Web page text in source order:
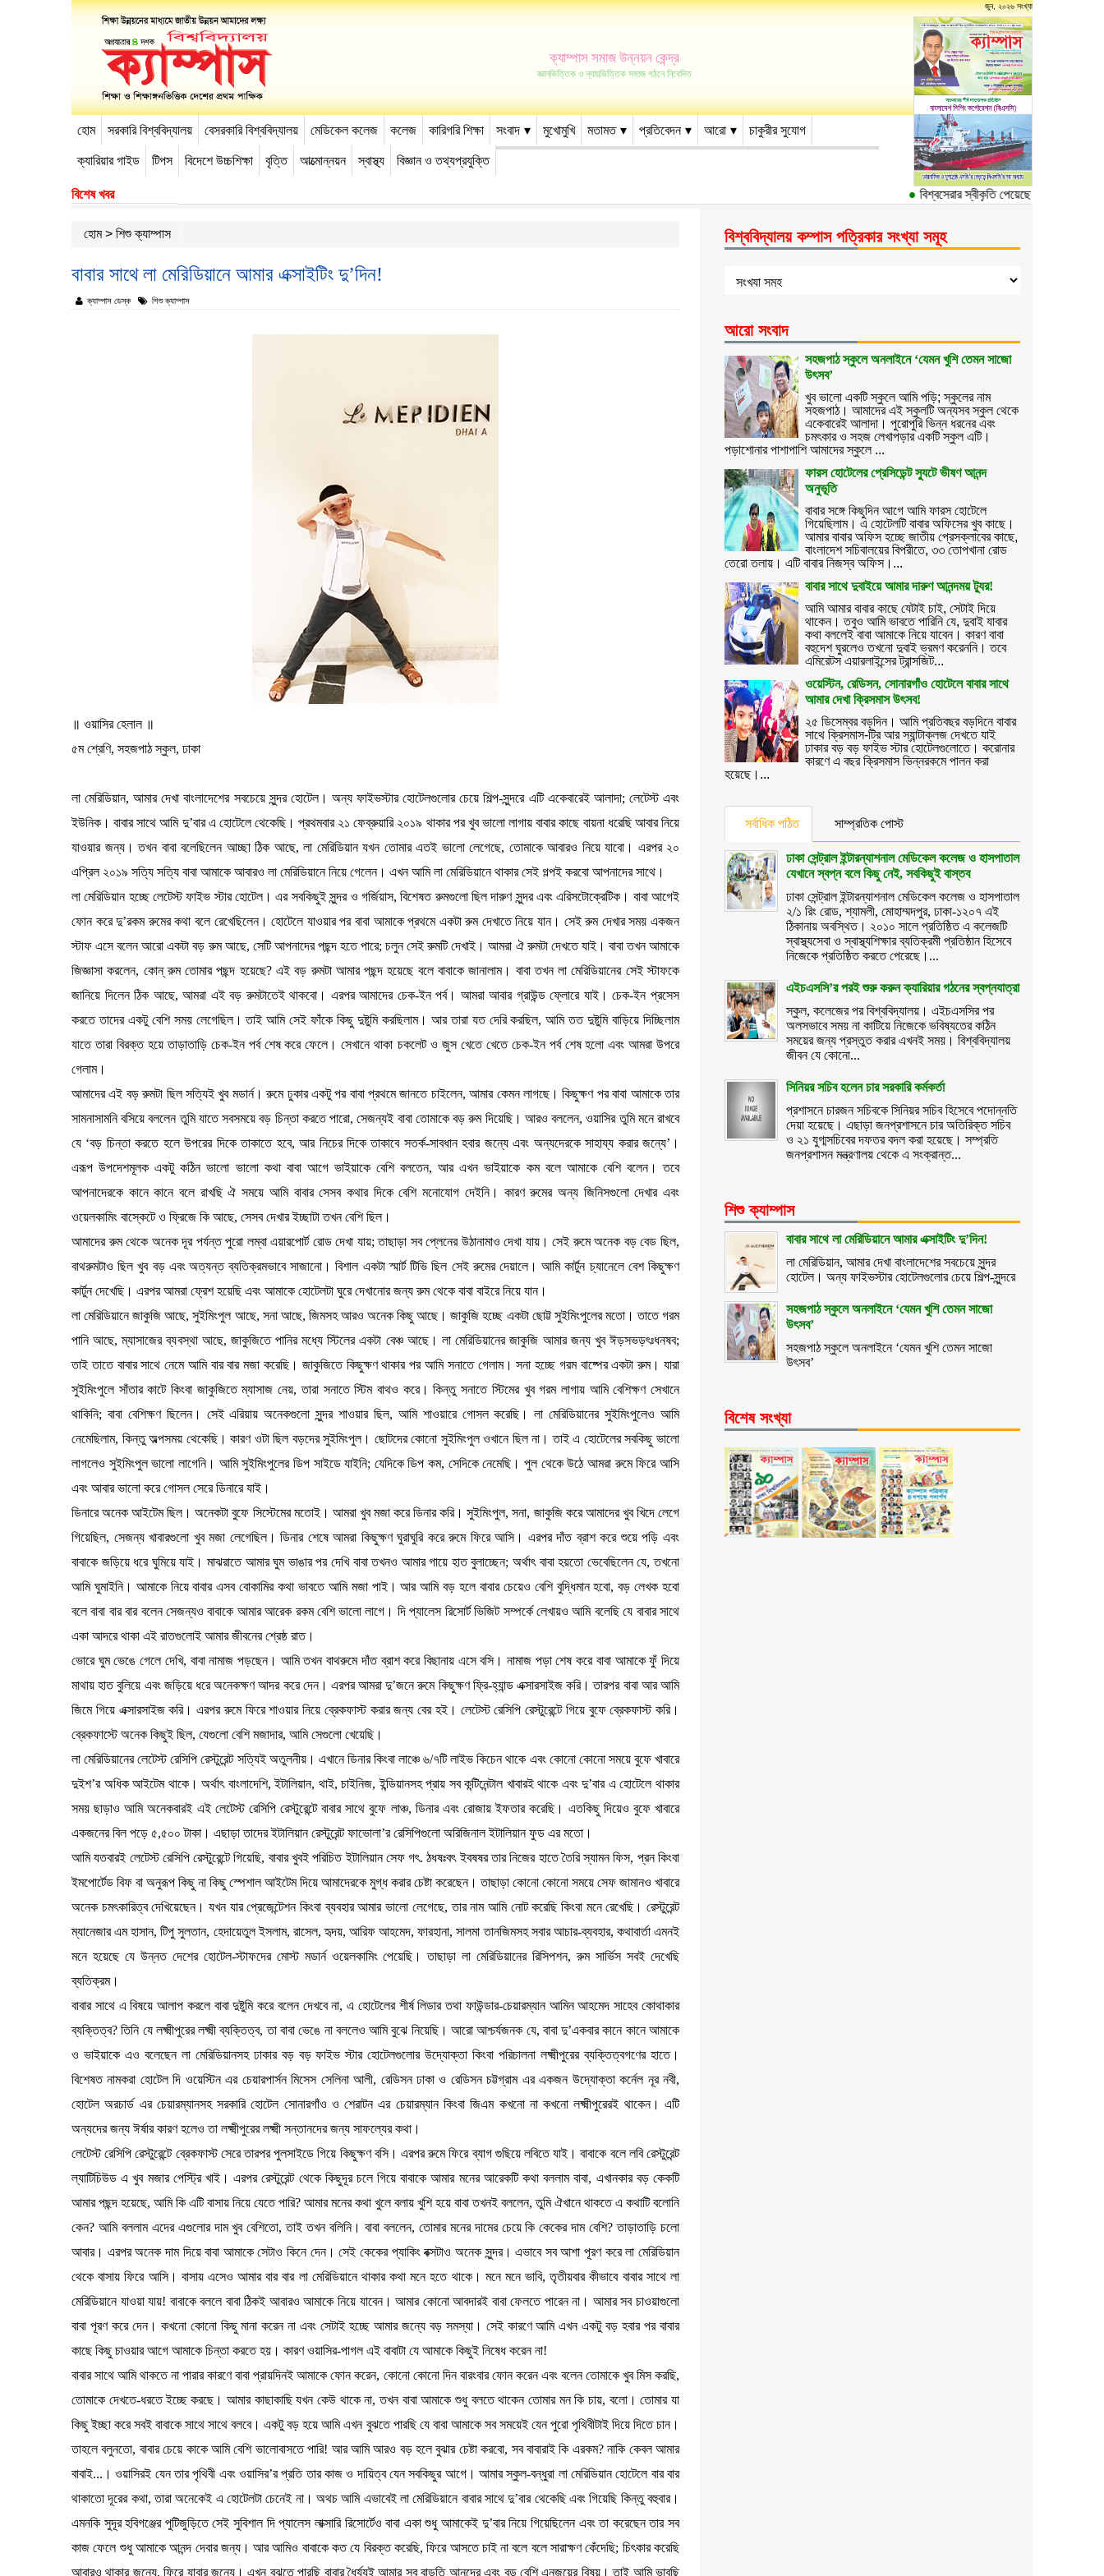
ক্যাম্পাস সমাজ উন্নয়ন কেন্দ্র
জ্ঞানভিত্তিক ও ন্যায়ভিত্তিক সমাজ গঠনে নিবেদিত
জুন, ২০২৬ সংখ্যা
হোম সরকারি বিশ্ববিদ্যালয় বেসরকারি বিশ্ববিদ্যালয় মেডিকেল কলেজ কলেজ কারিগরি শিক্ষা সংবাদ মুখোমুখি মতামত প্রতিবেদন আরো চাকুরীর সুযোগ
ক্যারিয়ার গাইড টিপস বিদেশে উচ্চশিক্ষা বৃত্তি আত্মোন্নয়ন স্বাস্থ্য বিজ্ঞান ও তথ্যপ্রযুক্তি
-->
বিশেষ খবর বিশ্বসেরার স্বীকৃতি পেয়েছে ঢাকা বিশ্ববিদ্যালয়ের
হোম> শিশু ক্যাম্পাস
বাবার সাথে লা মেরিডিয়ানে আমার এক্সাইটিং দু’দিন!
ক্যাম্পাস ডেস্ক শিশু ক্যাম্পাস
॥ ওয়াসির হেলাল ॥
৫ম শ্রেণি, সহজপাঠ স্কুল, ঢাকা
লা মেরিডিয়ান, আমার দেখা বাংলাদেশের সবচেয়ে সুন্দর হোটেল। অন্য ফাইভস্টার হোটেলগুলোর চেয়ে শিল্প-সুন্দরে এটি একেবারেই আলাদা; লেটেস্ট এবং
ইউনিক। বাবার সাথে আমি দু’বার এ হোটেলে থেকেছি। প্রথমবার ২১ ফেব্রুয়ারি ২০১৯ থাকার পর খুব ভালো লাগায় বাবার কাছে বায়না ধরেছি আবার নিয়ে
যাওয়ার জন্য। তখন বাবা বলেছিলেন আচ্ছা ঠিক আছে, লা মেরিডিয়ান যখন তোমার এতই ভালো লেগেছে, তোমাকে আবারও নিয়ে যাবো। এরপর ২০
এপ্রিল ২০১৯ সত্যি সত্যি বাবা আমাকে আবারও লা মেরিডিয়ানে নিয়ে গেলেন। এখন আমি লা মেরিডিয়ানে থাকার সেই গল্পই করবো আপনাদের সাথে।
লা মেরিডিয়ান হচ্ছে লেটেস্ট ফাইভ স্টার হোটেল। এর সবকিছুই সুন্দর ও গর্জিয়াস, বিশেষত রুমগুলো ছিল দারুণ সুন্দর এবং এরিসটোক্রেটিক। বাবা আগেই
ফোন করে দু’রকম রুমের কথা বলে রেখেছিলেন। হোটেলে যাওয়ার পর বাবা আমাকে প্রথমে একটা রুম দেখাতে নিয়ে যান। সেই রুম দেখার সময় একজন
স্টাফ এসে বলেন আরো একটা বড় রুম আছে, সেটি আপনাদের পছন্দ হতে পারে; চলুন সেই রুমটি দেখাই। আমরা ঐ রুমটা দেখতে যাই। বাবা তখন আমাকে
জিজ্ঞাসা করলেন, কোন্ রুম তোমার পছন্দ হয়েছে? এই বড় রুমটা আমার পছন্দ হয়েছে বলে বাবাকে জানালাম। বাবা তখন লা মেরিডিয়ানের সেই স্টাফকে
জানিয়ে দিলেন ঠিক আছে, আমরা এই বড় রুমটাতেই থাকবো। এরপর আমাদের চেক-ইন পর্ব। আমরা আবার গ্রাউন্ড ফ্লোরে যাই। চেক-ইন প্রসেস
করতে তাদের একটু বেশি সময় লেগেছিল। তাই আমি সেই ফাঁকে কিছু দুষ্টুমি করছিলাম। আর তারা যত দেরি করছিল, আমি তত দুষ্টুমি বাড়িয়ে দিচ্ছিলাম
যাতে তারা বিরক্ত হয়ে তাড়াতাড়ি চেক-ইন পর্ব শেষ করে ফেলে। সেখানে থাকা চকলেট ও জুস খেতে খেতে চেক-ইন পর্ব শেষ হলো এবং আমরা উপরে
গেলাম।
আমাদের এই বড় রুমটা ছিল সত্যিই খুব মডার্ন। রুমে ঢুকার একটু পর বাবা প্রথমে জানতে চাইলেন, আমার কেমন লাগছে। কিছুক্ষণ পর বাবা আমাকে তার
সামনাসামনি বসিয়ে বললেন তুমি যাতে সবসময়ে বড় চিন্তা করতে পারো, সেজন্যই বাবা তোমাকে বড় রুম দিয়েছি। আরও বললেন, ওয়াসির তুমি মনে রাখবে
যে ‘বড় চিন্তা করতে হলে উপরের দিকে তাকাতে হবে, আর নিচের দিকে তাকাবে সতর্ক-সাবধান হবার জন্যে এবং অন্যদেরকে সাহায্য করার জন্যে’।
এরূপ উপদেশমূলক একটু কঠিন ভালো ভালো কথা বাবা আগে ভাইয়াকে বেশি বলতেন, আর এখন ভাইয়াকে কম বলে আমাকে বেশি বলেন। তবে
আপনাদেরকে কানে কানে বলে রাখছি ঐ সময়ে আমি বাবার সেসব কথার দিকে বেশি মনোযোগ দেইনি। কারণ রুমের অন্য জিনিসগুলো দেখার এবং
ওয়েলকামিং বাস্কেটে ও ফ্রিজে কি আছে, সেসব দেখার ইচ্ছাটা তখন বেশি ছিল।
আমাদের রুম থেকে অনেক দূর পর্যন্ত পুরো লম্বা এয়ারপোর্ট রোড দেখা যায়; তাছাড়া সব প্লেনের উঠানামাও দেখা যায়। সেই রুমে অনেক বড় বেড ছিল,
বাথরুমটাও ছিল খুব বড় এবং অত্যন্ত ব্যতিক্রমভাবে সাজানো। বিশাল একটা স্মার্ট টিভি ছিল সেই রুমের দেয়ালে। আমি কার্টুন চ্যানেলে বেশ কিছুক্ষণ
কার্টুন দেখেছি। এরপর আমরা ফ্রেশ হয়েছি এবং আমাকে হোটেলটা ঘুরে দেখানোর জন্য রুম থেকে বাবা বাইরে নিয়ে যান।
লা মেরিডিয়ানে জাকুজি আছে, সুইমিংপুল আছে, সনা আছে, জিমসহ আরও অনেক কিছু আছে। জাকুজি হচ্ছে একটা ছোট্ট সুইমিংপুলের মতো। তাতে গরম
পানি আছে, ম্যাসাজের ব্যবস্থা আছে, জাকুজিতে পানির মধ্যে স্টিলের একটা বেঞ্চ আছে। লা মেরিডিয়ানের জাকুজি আমার জন্য খুব ঈড়সভড়ৎঃধনষব;
তাই তাতে বাবার সাথে নেমে আমি বার বার মজা করেছি। জাকুজিতে কিছুক্ষণ থাকার পর আমি সনাতে গেলাম। সনা হচ্ছে গরম বাষ্পের একটা রুম। যারা
সুইমিংপুলে সাঁতার কাটে কিংবা জাকুজিতে ম্যাসাজ নেয়, তারা সনাতে স্টিম বাথও করে। কিন্তু সনাতে স্টিমের খুব গরম লাগায় আমি বেশিক্ষণ সেখানে
থাকিনি; বাবা বেশিক্ষণ ছিলেন। সেই এরিয়ায় অনেকগুলো সুন্দর শাওয়ার ছিল, আমি শাওয়ারে গোসল করেছি। লা মেরিডিয়ানের সুইমিংপুলেও আমি
নেমেছিলাম, কিন্তু অল্পসময় থেকেছি। কারণ ওটা ছিল বড়দের সুইমিংপুল। ছোটদের কোনো সুইমিংপুল ওখানে ছিল না। তাই এ হোটেলের সবকিছু ভালো
লাগলেও সুইমিংপুল ভালো লাগেনি। আমি সুইমিংপুলের ডিপ সাইডে যাইনি; যেদিকে ডিপ কম, সেদিকে নেমেছি। পুল থেকে উঠে আমরা রুমে ফিরে আসি
এবং আবার ভালো করে গোসল সেরে ডিনারে যাই।
ডিনারে অনেক আইটেম ছিল। অনেকটা বুফে সিস্টেমের মতোই। আমরা খুব মজা করে ডিনার করি। সুইমিংপুল, সনা, জাকুজি করে আমাদের খুব খিদে লেগে
গিয়েছিল, সেজন্য খাবারগুলো খুব মজা লেগেছিল। ডিনার শেষে আমরা কিছুক্ষণ ঘুরাঘুরি করে রুমে ফিরে আসি। এরপর দাঁত ব্রাশ করে শুয়ে পড়ি এবং
বাবাকে জড়িয়ে ধরে ঘুমিয়ে যাই। মাঝরাতে আমার ঘুম ভাঙার পর দেখি বাবা তখনও আমার গায়ে হাত বুলাচ্ছেন; অর্থাৎ বাবা হয়তো ভেবেছিলেন যে, তখনো
আমি ঘুমাইনি। আমাকে নিয়ে বাবার এসব বোকামির কথা ভাবতে আমি মজা পাই। আর আমি বড় হলে বাবার চেয়েও বেশি বুদ্ধিমান হবো, বড় লেখক হবো
বলে বাবা বার বার বলেন সেজন্যও বাবাকে আমার আরেক রকম বেশি ভালো লাগে। দি প্যালেস রিসোর্ট ভিজিট সম্পর্কে লেখায়ও আমি বলেছি যে বাবার সাথে
একা আদরে থাকা এই রাতগুলোই আমার জীবনের শ্রেষ্ঠ রাত।
ভোরে ঘুম ভেঙে গেলে দেখি, বাবা নামাজ পড়ছেন। আমি তখন বাথরুমে দাঁত ব্রাশ করে বিছানায় এসে বসি। নামাজ পড়া শেষ করে বাবা আমাকে ফুঁ দিয়ে
মাথায় হাত বুলিয়ে এবং জড়িয়ে ধরে অনেকক্ষণ আদর করে দেন। এরপর আমরা দু’জনে রুমে কিছুক্ষণ ফ্রি-হ্যান্ড এক্সারসাইজ করি। তারপর বাবা আর আমি
জিমে গিয়ে এক্সারসাইজ করি। এরপর রুমে ফিরে শাওয়ার নিয়ে ব্রেকফাস্ট করার জন্য বের হই। লেটেস্ট রেসিপি রেস্টুরেন্টে গিয়ে বুফে ব্রেকফাস্ট করি।
ব্রেকফাস্টে অনেক কিছুই ছিল, যেগুলো বেশি মজাদার, আমি সেগুলো খেয়েছি।
লা মেরিডিয়ানের লেটেস্ট রেসিপি রেস্টুরেন্ট সত্যিই অতুলনীয়। এখানে ডিনার কিংবা লাঞ্চে ৬/৭টি লাইভ কিচেন থাকে এবং কোনো কোনো সময়ে বুফে খাবারে
দুইশ’র অধিক আইটেম থাকে। অর্থাৎ বাংলাদেশি, ইটালিয়ান, থাই, চাইনিজ, ইন্ডিয়ানসহ প্রায় সব কন্টিনেন্টাল খাবারই থাকে এবং দু’বার এ হোটেলে থাকার
সময় ছাড়াও আমি অনেকবারই এই লেটেস্ট রেসিপি রেস্টুরেন্টে বাবার সাথে বুফে লাঞ্চ, ডিনার এবং রোজায় ইফতার করেছি। এতকিছু দিয়েও বুফে খাবারে
একজনের বিল পড়ে ৫,৫০০ টাকা। এছাড়া তাদের ইটালিয়ান রেস্টুরেন্ট ফাভোলা’র রেসিপিগুলো অরিজিনাল ইটালিয়ান ফুড এর মতো।
আমি যতবারই লেটেস্ট রেসিপি রেস্টুরেন্টে গিয়েছি, বাবার খুবই পরিচিত ইটালিয়ান সেফ গৎ. ঠধষঃবৎ ইবষষর তার নিজের হাতে তৈরি স্যামন ফিস, প্রন কিংবা
ইমপোর্টেড বিফ বা অনুরূপ কিছু না কিছু স্পেশাল আইটেম দিয়ে আমাদেরকে মুগ্ধ করার চেষ্টা করেছেন। তাছাড়া কোনো কোনো সময়ে সেফ জামানও খাবারে
অনেক চমৎকারিত্ব দেখিয়েছেন। যখন যার প্রেজেন্টেশন কিংবা ব্যবহার আমার ভালো লেগেছে, তার নাম আমি নোট করেছি কিংবা মনে রেখেছি। রেস্টুরেন্ট
ম্যানেজার এম হাসান, টিপু সুলতান, হেদায়েতুল ইসলাম, রাসেল, হৃদয়, আরিফ আহমেদ, ফারহানা, সালমা তানজিমসহ সবার আচার-ব্যবহার, কথাবার্তা এমনই
মনে হয়েছে যে উন্নত দেশের হোটেল-স্টাফদের মোস্ট মডার্ন ওয়েলকামিং পেয়েছি। তাছাড়া লা মেরিডিয়ানের রিসিপশন, রুম সার্ভিস সবই দেখেছি
ব্যতিক্রম।
বাবার সাথে এ বিষয়ে আলাপ করলে বাবা দুষ্টুমি করে বলেন দেখবে না, এ হোটেলের শীর্ষ লিডার তথা ফাউন্ডার-চেয়ারম্যান আমিন আহমেদ সাহেব কোথাকার
ব্যক্তিত্ব? তিনি যে লক্ষ্মীপুরের লক্ষ্মী ব্যক্তিত্ব, তা বাবা ভেঙে না বললেও আমি বুঝে নিয়েছি। আরো আশ্চর্যজনক যে, বাবা দু’একবার কানে কানে আমাকে
ও ভাইয়াকে এও বলেছেন লা মেরিডিয়ানসহ ঢাকার বড় বড় ফাইভ স্টার হোটেলগুলোর উদ্যোক্তা কিংবা পরিচালনা লক্ষ্মীপুরের ব্যক্তিত্বগণের হাতে।
বিশেষত নামকরা হোটেল দি ওয়েস্টিন এর চেয়ারপার্সন মিসেস সেলিনা আলী, রেডিসন ঢাকা ও রেডিসন চট্টগ্রাম এর একজন উদ্যোক্তা কর্নেল নূর নবী,
হোটেল অরচার্ড এর চেয়ারম্যানসহ সরকারি হোটেল সোনারগাঁও ও শেরাটন এর চেয়ারম্যান কিংবা জিএম কখনো না কখনো লক্ষ্মীপুরেরই থাকেন। এটি
অন্যদের জন্য ঈর্ষার কারণ হলেও তা লক্ষ্মীপুরের লক্ষ্মী সন্তানদের জন্য সাফল্যের কথা।
লেটেস্ট রেসিপি রেস্টুরেন্টে ব্রেকফাস্ট সেরে তারপর পুলসাইডে গিয়ে কিছুক্ষণ বসি। এরপর রুমে ফিরে ব্যাগ গুছিয়ে লবিতে যাই। বাবাকে বলে লবি রেস্টুরেন্ট
ল্যাটিচিউড এ খুব মজার পেস্ট্রি খাই। এরপর রেস্টুরেন্ট থেকে কিছুদূর চলে গিয়ে বাবাকে আমার মনের আরেকটি কথা বললাম বাবা, এখানকার বড় কেকটি
আমার পছন্দ হয়েছে, আমি কি এটি বাসায় নিয়ে যেতে পারি? আমার মনের কথা খুলে বলায় খুশি হয়ে বাবা তখনই বললেন, তুমি ঐখানে থাকতে এ কথাটি বলোনি
কেন? আমি বললাম এদের এগুলোর দাম খুব বেশিতো, তাই তখন বলিনি। বাবা বললেন, তোমার মনের দামের চেয়ে কি কেকের দাম বেশি? তাড়াতাড়ি চলো
আবার। এরপর অনেক দাম দিয়ে বাবা আমাকে সেটাও কিনে দেন। সেই কেকের প্যাকিং বক্সটাও অনেক সুন্দর। এভাবে সব আশা পূরণ করে লা মেরিডিয়ান
থেকে বাসায় ফিরে আসি। বাসায় এসেও আমার বার বার লা মেরিডিয়ানে থাকার কথা মনে হতে থাকে। মনে মনে ভাবি, তৃতীয়বার কীভাবে বাবার সাথে লা
মেরিডিয়ানে যাওয়া যায়! বাবাকে বললে বাবা ঠিকই আবারও আমাকে নিয়ে যাবেন। আমার কোনো আবদারই বাবা ফেলতে পারেন না। আমার সব চাওয়াগুলো
বাবা পূরণ করে দেন। কখনো কোনো কিছু মানা করেন না এবং সেটাই হচ্ছে আমার জন্যে বড় সমস্যা। সেই কারণে আমি এখন একটু বড় হবার পর বাবার
কাছে কিছু চাওয়ার আগে আমাকে চিন্তা করতে হয়। কারণ ওয়াসির-পাগল এই বাবাটা যে আমাকে কিছুই নিষেধ করেন না!
বাবার সাথে আমি থাকতে না পারার কারণে বাবা প্রায়দিনই আমাকে ফোন করেন, কোনো কোনো দিন বারংবার ফোন করেন এবং বলেন তোমাকে খুব মিস করছি,
তোমাকে দেখতে-ধরতে ইচ্ছে করছে। আমার কাছাকাছি যখন কেউ থাকে না, তখন বাবা আমাকে শুধু বলতে থাকেন তোমার মন কি চায়, বলো। তোমার যা
কিছু ইচ্ছা করে সবই বাবাকে সাথে সাথে বলবে। একটু বড় হয়ে আমি এখন বুঝতে পারছি যে বাবা আমাকে সব সময়েই যেন পুরো পৃথিবীটাই দিয়ে দিতে চান।
তাহলে বলুনতো, বাবার চেয়ে কাকে আমি বেশি ভালোবাসতে পারি! আর আমি আরও বড় হলে বুঝার চেষ্টা করবো, সব বাবারাই কি এরকম? নাকি কেবল আমার
বাবাই...। ওয়াসিরই যেন তার পৃথিবী এবং ওয়াসির’র প্রতি তার কাজ ও দায়িত্ব যেন সবকিছুর আগে। আমার স্কুল-বন্ধুরা লা মেরিডিয়ান হোটেলে বার বার
থাকাতো দূরের কথা, তারা অনেকেই এ হোটেলটা চেনেই না। অথচ আমি এভাবেই লা মেরিডিয়ানে বাবার সাথে দু’বার থেকেছি এবং গিয়েছি কিন্তু বহুবার।
এমনকি সুদূর হবিগঞ্জের পুটিজুড়িতে সেই সুবিশাল দি প্যালেস লাক্সারি রিসোর্টেও বাবা একা শুধু আমাকেই দু’বার নিয়ে গিয়েছিলেন এবং তা করেছেন তার সব
কাজ ফেলে শুধু আমাকে আনন্দ দেবার জন্য। আর আমিও বাবাকে কত যে বিরক্ত করেছি, ফিরে আসতে চাই না বলে বলে সারাক্ষণ কেঁদেছি; চিৎকার করেছি
আবারও থাকার জন্যে, ফিরে যাবার জন্যে। এখন বুঝতে পারছি বাবার ধৈর্য্যই আমার সব বাড়তি আনন্দের এবং বড় বেশি এনজয়ের বিষয়। তাই আমি ভাবছি
বিশ্ববিদ্যালয় কম্পাস পত্রিকার সংখ্যা সমূহ
আরো সংবাদ
সহজপাঠ স্কুলে অনলাইনে ‘যেমন খুশি তেমন সাজো
উৎসব’
খুব ভালো একটি স্কুলে আমি পড়ি; স্কুলের নাম
সহজপাঠ। আমাদের এই স্কুলটি অন্যসব স্কুল থেকে
একেবারেই আলাদা। পুরোপুরি ভিন্ন ধরনের এবং
চমৎকার ও সহজ লেখাপড়ার একটি স্কুল এটি।
পড়াশোনার পাশাপাশি আমাদের স্কুলে ...
ফারস হোটেলের প্রেসিডেন্ট স্যুটে ভীষণ আনন্দ
অনুভূতি
বাবার সঙ্গে কিছুদিন আগে আমি ফারস হোটেলে
গিয়েছিলাম। এ হোটেলটি বাবার অফিসের খুব কাছে।
আমার বাবার অফিস হচ্ছে জাতীয় প্রেসক্লাবের কাছে,
বাংলাদেশ সচিবালয়ের বিপরীতে, ৩৩ তোপখানা রোড
তেরো তলায়। এটি বাবার নিজস্ব অফিস।...
বাবার সাথে দুবাইয়ে আমার দারুণ আনন্দময় ট্যুর!
আমি আমার বাবার কাছে যেটাই চাই, সেটাই দিয়ে
থাকেন। তবুও আমি ভাবতে পারিনি যে, দুবাই যাবার
কথা বললেই বাবা আমাকে নিয়ে যাবেন। কারণ বাবা
বহুদেশ ঘুরলেও তখনো দুবাই ভ্রমণ করেননি। তবে
এমিরেটস এয়ারলাইন্সের ট্রান্সজিট...
ওয়েস্টিন, রেডিসন, সোনারগাঁও হোটেলে বাবার সাথে
আমার দেখা ক্রিসমাস উৎসব!
২৫ ডিসেম্বর বড়দিন। আমি প্রতিবছর বড়দিনে বাবার
সাথে ক্রিসমাস-ট্রি আর স্যান্টাক্লজ দেখতে যাই
ঢাকার বড় বড় ফাইভ স্টার হোটেলগুলোতে। করোনার
কারণে এ বছর ক্রিসমাস ভিন্নরকমে পালন করা
হয়েছে।...
সর্বাধিক পঠিত সাম্প্রতিক পোস্ট
ঢাকা সেন্ট্রাল ইন্টারন্যাশনাল মেডিকেল কলেজ ও হাসপাতাল
যেখানে স্বপ্ন বলে কিছু নেই, সবকিছুই বাস্তব
ঢাকা সেন্ট্রাল ইন্টারন্যাশনাল মেডিকেল কলেজ ও হাসপাতাল
২/১ রিং রোড, শ্যামলী, মোহাম্মদপুর, ঢাকা-১২০৭ এই
ঠিকানায় অবস্থিত। ২০১০ সালে প্রতিষ্ঠিত এ কলেজটি
স্বাস্থ্যসেবা ও স্বাস্থ্যশিক্ষার ব্যতিক্রমী প্রতিষ্ঠান হিসেবে
নিজেকে প্রতিষ্ঠিত করতে পেরেছে।...
এইচএসসি’র পরই শুরু করুন ক্যারিয়ার গঠনের স্বপ্নযাত্রা
স্কুল, কলেজের পর বিশ্ববিদ্যালয়। এইচএসসির পর
অলসভাবে সময় না কাটিয়ে নিজেকে ভবিষ্যতের কঠিন
সময়ের জন্য প্রস্তুত করার এখনই সময়। বিশ্ববিদ্যালয়
জীবন যে কোনো...
সিনিয়র সচিব হলেন চার সরকারি কর্মকর্তা
প্রশাসনে চারজন সচিবকে সিনিয়র সচিব হিসেবে পদোন্নতি
দেয়া হয়েছে। এছাড়া জনপ্রশাসনে চার অতিরিক্ত সচিব
ও ২১ যুগ্মসচিবের দফতর বদল করা হয়েছে। সম্প্রতি
জনপ্রশাসন মন্ত্রণালয় থেকে এ সংক্রান্ত...
শিশু ক্যাম্পাস
বাবার সাথে লা মেরিডিয়ানে আমার এক্সাইটিং দু’দিন!
লা মেরিডিয়ান, আমার দেখা বাংলাদেশের সবচেয়ে সুন্দর
হোটেল। অন্য ফাইভস্টার হোটেলগুলোর চেয়ে শিল্প-সুন্দরে
সহজপাঠ স্কুলে অনলাইনে ‘যেমন খুশি তেমন সাজো
উৎসব’
সহজপাঠ স্কুলে অনলাইনে ‘যেমন খুশি তেমন সাজো
উৎসব’
বিশেষ সংখ্যা